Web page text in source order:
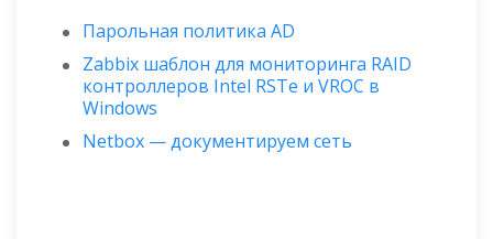
Парольная политика AD
Zabbix шаблон для мониторинга RAID
контроллеров Intel RSTe и VROC в
Windows
Netbox — документируем сеть